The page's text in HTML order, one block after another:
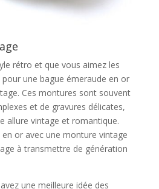
rétro et que vous aimez les
une bague émeraude en or
Ces montures sont souvent
et de gravures délicates,
allure vintage et romantique.
or avec une monture vintage
à transmettre de génération
une meilleure idée des